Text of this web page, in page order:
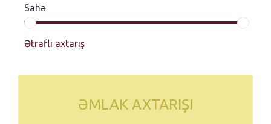
Sahə
Ətraflı axtarış
ƏMLAK AXTARIŞI